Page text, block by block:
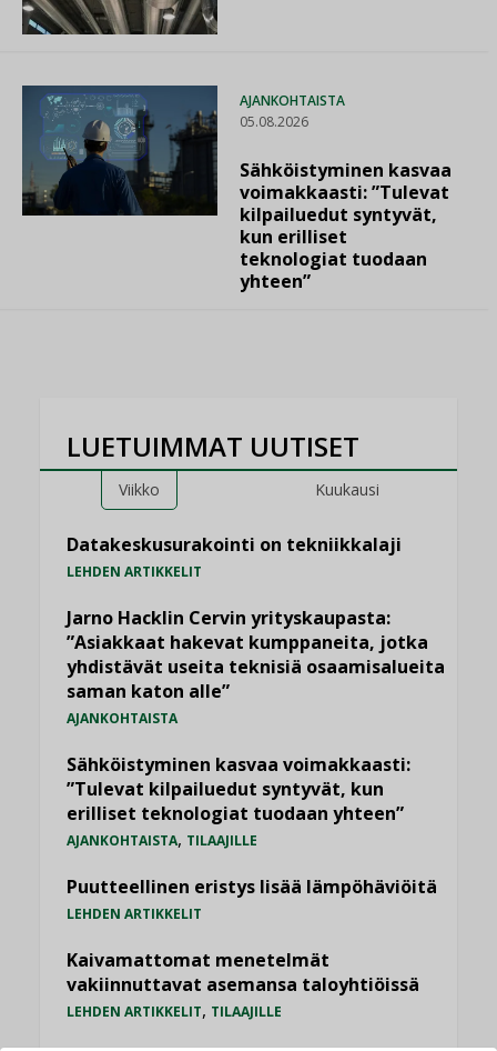
AJANKOHTAISTA
05.08.2026
Sähköistyminen kasvaa
voimakkaasti: ”Tulevat
kilpailuedut syntyvät,
kun erilliset
teknologiat tuodaan
yhteen”
LUETUIMMAT UUTISET
Viikko Kuukausi
Datakeskusurakointi on tekniikkalaji
LEHDEN ARTIKKELIT
Jarno Hacklin Cervin yrityskaupasta:
”Asiakkaat hakevat kumppaneita, jotka
yhdistävät useita teknisiä osaamisalueita
saman katon alle”
AJANKOHTAISTA
Sähköistyminen kasvaa voimakkaasti:
”Tulevat kilpailuedut syntyvät, kun
erilliset teknologiat tuodaan yhteen”
AJANKOHTAISTA, TILAAJILLE
Puutteellinen eristys lisää lämpöhäviöitä
LEHDEN ARTIKKELIT
Kaivamattomat menetelmät
vakiinnuttavat asemansa taloyhtiöissä
LEHDEN ARTIKKELIT, TILAAJILLE